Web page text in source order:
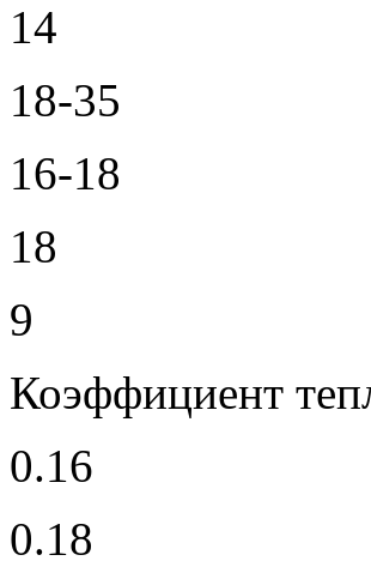
14
18-35
16-18
18
9
Коэффициент
0.16
0.18